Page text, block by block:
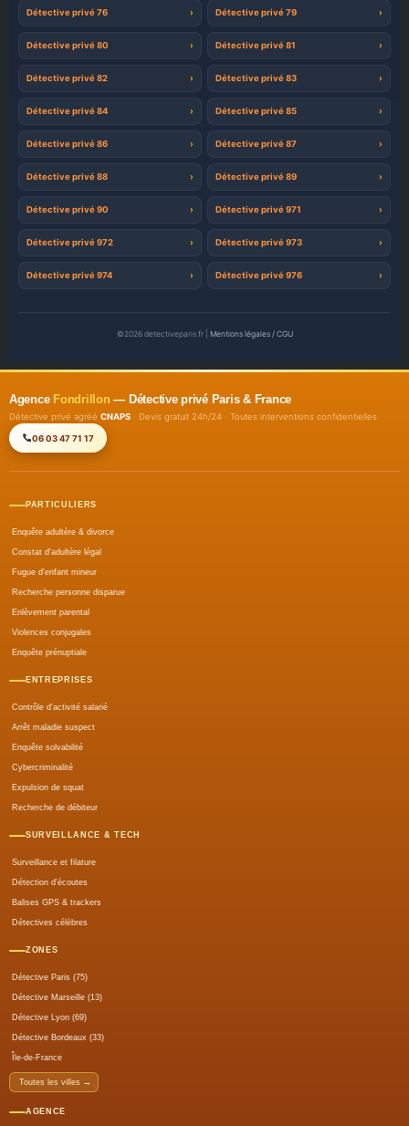
Détective privé 76 Détective privé 79
Détective privé 80 Détective privé 81
Détective privé 82 Détective privé 83
Détective privé 84 Détective privé 85
Détective privé 86 Détective privé 87
Détective privé 88 Détective privé 89
Détective privé 90 Détective privé 971
Détective privé 972 Détective privé 973
Détective privé 974 Détective privé 976
©2026 detectiveparis.fr | Mentions légales / CGU
Agence Fondrillon — Détective privé Paris & France
Détective privé agréé CNAPS · Devis gratuit 24h/24 · Toutes interventions confidentielles
06 03 47 71 17
PARTICULIERS
Enquête adultère & divorce
Constat d'adultère légal
Fugue d'enfant mineur
Recherche personne disparue
Enlèvement parental
Violences conjugales
Enquête prénuptiale
ENTREPRISES
Contrôle d'activité salarié
Arrêt maladie suspect
Enquête solvabilité
Cybercriminalité
Expulsion de squat
Recherche de débiteur
SURVEILLANCE & TECH
Surveillance et filature
Détection d'écoutes
Balises GPS & trackers
Détectives célèbres
ZONES
Détective Paris (75)
Détective Marseille (13)
Détective Lyon (69)
Détective Bordeaux (33)
Île-de-France
Toutes les villes →
AGENCE